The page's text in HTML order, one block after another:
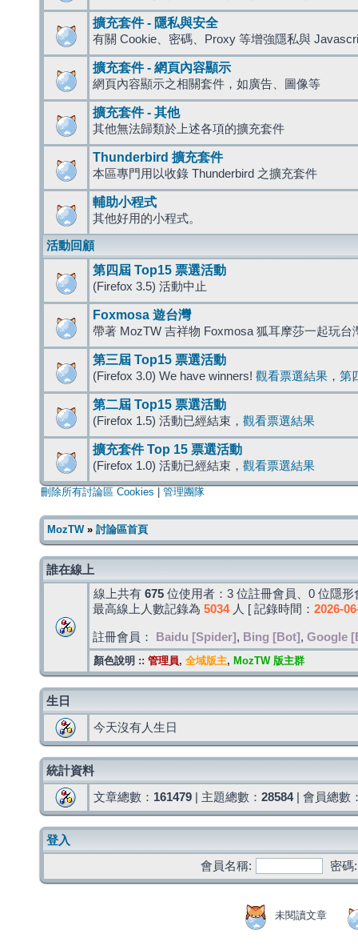
擴充套件 - 隱私與安全
有關 Cookie、密碼、Proxy 等增強隱私與
擴充套件 - 網頁內容顯示
網頁內容顯示之相關套件，如廣告、圖像等
擴充套件 - 其他
其他無法歸類於上述各項的擴充套件
Thunderbird 擴充套件
本區專門用以收錄 Thunderbird 之擴充套件
輔助小程式
其他好用的小程式。
活動回顧
第四屆 Top15 票選活動
(Firefox 3.5) 活動中止
Foxmosa 遊台灣
帶著 MozTW 吉祥物 Foxmosa 狐耳摩莎一起玩台
第三屆 Top15 票選活動
(Firefox 3.0) We have winners! 觀看票選結果 ， 第
第二屆 Top15 票選活動
(Firefox 1.5) 活動已經結束， 觀看票選結果
擴充套件 Top 15 票選活動
(Firefox 1.0) 活動已經結束， 觀看票選結果
刪除所有討論區 Cookies 管理團隊
MozTW» 討論區首頁
誰在線上
線上共有 675 位使用者：3 位註冊會員、0 位隱
最高線上人數記錄為 5034人 [ 記錄時間： 2026-
註冊會員： Baidu [Spider] , Bing [Bot] , Google
顏色說明 :: 管理員, 全域版主, MozTW 版主群
生日
今天沒有人生日
統計資料
文章總數： 161479 | 主題總數： 28584| 會員總數
登入
會員名稱:
密碼:
未閱讀文章